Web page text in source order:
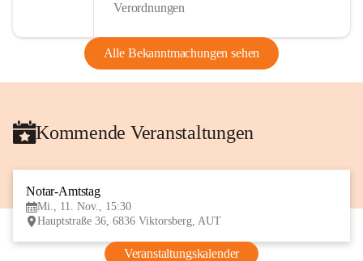
Verordnungen
Alle Bekanntmachungen sehen
Kommende Veranstaltungen
Notar-Amtstag
Mi., 11. Nov., 15:30
Hauptstraße 36, 6836 Viktorsberg, AUT
Veranstaltungskalender